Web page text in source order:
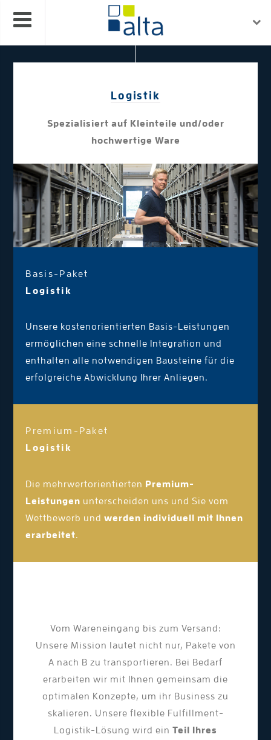
Logistik
Spezialisiert auf Kleinteile und/oder
hochwertige Ware
Basis-Paket
Logistik
Unsere kostenorientierten Basis-Leistungen
ermöglichen eine schnelle Integration und
enthalten alle notwendigen Bausteine für die
erfolgreiche Abwicklung Ihrer Anliegen.
Premium-Paket
Logistik
Die mehrwertorientierten Premium-
Leistungen unterscheiden uns und Sie vom
Wettbewerb undwerden individuell mit Ihnen
erarbeitet.
Vom Wareneingang bis zum Versand:
Unsere Mission lautet nicht nur, Pakete von
A nach B zu transportieren. Bei Bedarf
erarbeiten wir mit Ihnen gemeinsam die
optimalen Konzepte, um ihr Business zu
skalieren. Unsere flexible Fulfillment-
Logistik-Lösung wird ein Teil Ihres